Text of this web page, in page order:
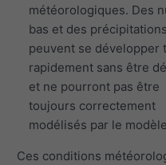
météorologiques. Des
bas et des
peuvent se développer
rapidement sans être
et ne pourront pas être
toujours correctement
modélisés par le
Ces conditions